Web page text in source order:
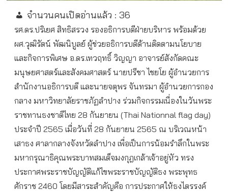
จำนวนคนเปิดอ่านแล้ว : 36
รศ.ดร.ปริเยศ สิทธิสรวง รองอธิการบดีฝ่ายบริหาร พร้อมด้วย
ผศ.วุฒิรัตน์ พัฒนิบูลย์ ผู้ช่วยอธิการบดีด้านติดตามนโยบาย
และกิจการพิเศษ อ.ดร.เทวฤทธิ์ วิญญา อาจารย์สังกัดคณะ
มนุษยศาสตร์และสังคมศาสตร์ นายปรีชา ไชยโย ผู้อำนวยการ
สำนักงานอธิการบดี และนายจตุพร จันทรมา ผู้อำนวยการกอง
กลาง มหาวิทยาลัยราชภัฏลำปาง ร่วมกิจกรรมเนื่องในวันพระ
ราชทานธงชาติไทย 28 กันยายน (Thai Nationnal flag day)
ประจำปี 2565 เมื่อวันที่ 28 กันยายน 2565 ณ บริเวณหน้า
เสาธง ศาลากลางจังหวัดลำปาง เพื่อเป็นการน้อมรำลึกในพระ
มหากรุณาธิคุณพระบาทสมเด็จมงกุฎเกล้าเจ้าอยู่หัว ทรง
ประกาศพระราชบัญญัติแก้ไขพระราชบัญญัติธง พระพุทธ
ศักราช 2460 โดยมีสาระสำคัญคือ การประกาศให้ธงไตรรงค์